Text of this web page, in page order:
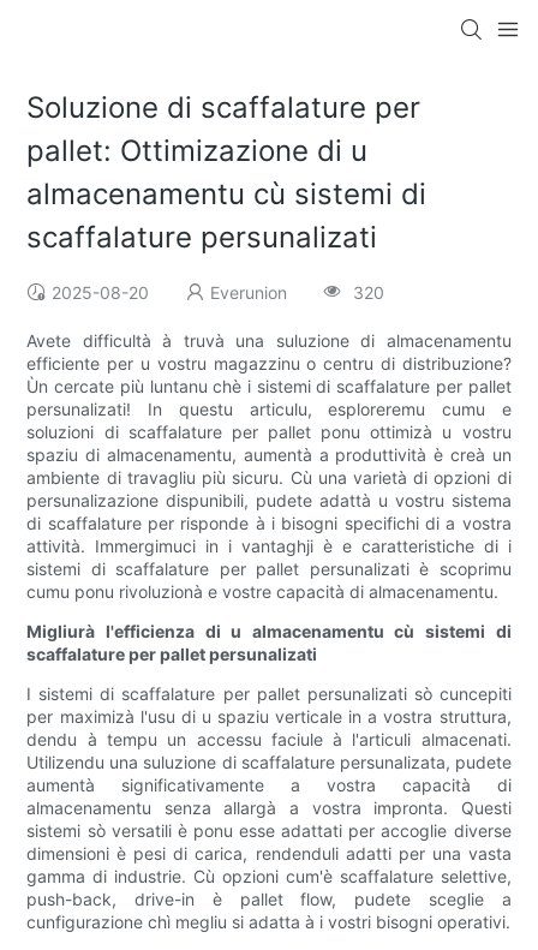
Soluzione di scaffalature per
pallet: Ottimizazione di u
almacenamentu cù sistemi di
scaffalature persunalizati
2025-08-20 Everunion 320
Avete difficultà à truvà una suluzione di almacenamentu
efficiente per u vostru magazzinu o centru di distribuzione?
Ùn cercate più luntanu chè i sistemi di scaffalature per pallet
persunalizati! In questu articulu, esploreremu cumu e
soluzioni di scaffalature per pallet ponu ottimizà u vostru
spaziu di almacenamentu, aumentà a produttività è creà un
ambiente di travagliu più sicuru. Cù una varietà di opzioni di
persunalizazione dispunibili, pudete adattà u vostru sistema
di scaffalature per risponde à i bisogni specifichi di a vostra
attività. Immergimuci in i vantaghji è e caratteristiche di i
sistemi di scaffalature per pallet persunalizati è scoprimu
cumu ponu rivoluzionà e vostre capacità di almacenamentu.
Migliurà l'efficienza di u almacenamentu cù sistemi di
scaffalature per pallet persunalizati
I sistemi di scaffalature per pallet persunalizati sò cuncepiti
per maximizà l'usu di u spaziu verticale in a vostra struttura,
dendu à tempu un accessu faciule à l'articuli almacenati.
Utilizendu una suluzione di scaffalature persunalizata, pudete
aumentà significativamente a vostra capacità di
almacenamentu senza allargà a vostra impronta. Questi
sistemi sò versatili è ponu esse adattati per accoglie diverse
dimensioni è pesi di carica, rendenduli adatti per una vasta
gamma di industrie. Cù opzioni cum'è scaffalature selettive,
push-back, drive-in è pallet flow, pudete sceglie a
cunfigurazione chì megliu si adatta à i vostri bisogni operativi.